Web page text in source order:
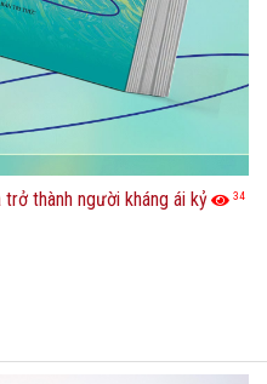
thành người kháng ái kỷ 34